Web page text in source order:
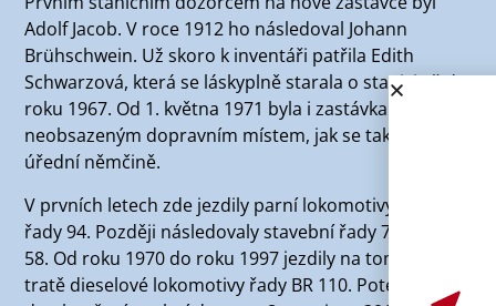
Adolf Jacob. V roce 1912 ho následoval Johann
Brühschwein. Už skoro k inventáři patřila Edith
Schwarzová, která se láskyplně starala o stanici až do
roku 1967. Od 1. května 1971 byla i zastávka Gunzen
neobsazeným dopravním místem, jak se tak nazývá v
úřední němčině.
V prvních letech zde jezdily parní lokomotivy stavební
řady 94. Později následovaly stavební řady 75, 86 a
58. Od roku 1970 do roku 1997 jezdily na tomto úseku
tratě dieselové lokomotivy řady BR 110. Poté zde až